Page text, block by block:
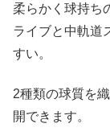
柔らかく球持ち
ライブと中軌道
すい。
2種類の球質を
開できます。